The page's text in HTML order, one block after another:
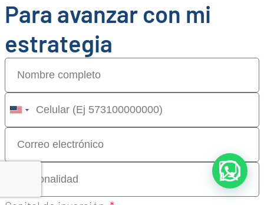
Para avanzar con mi
estrategia
United
+1